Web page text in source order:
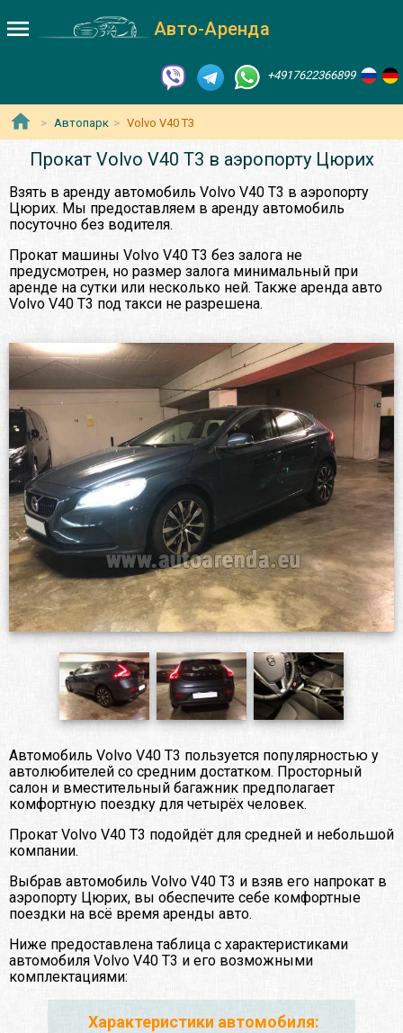
Авто-Аренда
+4917622366899
Автопарк Volvo V40 T3
Прокат Volvo V40 T3 в аэропорту Цюрих
Взять в аренду автомобиль Volvo V40 T3 в аэропорту
Цюрих. Мы предоставляем в аренду автомобиль
посуточно без водителя.
Прокат машины Volvo V40 T3 без залога не
предусмотрен, но размер залога минимальный при
аренде на сутки или несколько ней. Также аренда авто
Volvo V40 T3 под такси не разрешена.
Автомобиль Volvo V40 T3 пользуется популярностью у
автолюбителей со средним достатком. Просторный
салон и вместительный багажник предполагает
комфортную поездку для четырёх человек.
Прокат Volvo V40 T3 подойдёт для средней и небольшой
компании.
Выбрав автомобиль Volvo V40 T3 и взяв его напрокат в
аэропорту Цюрих, вы обеспечите себе комфортные
поездки на всё время аренды авто.
Ниже предоставлена таблица с характеристиками
автомобиля Volvo V40 T3 и его возможными
комплектациями:
Характеристики автомобиля: